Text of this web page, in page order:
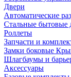
Двери
Автоматические
Стальные бытовые
Роллеты
Запчасти и
Замки боковые
Шлагбаумы и
Аксессуары